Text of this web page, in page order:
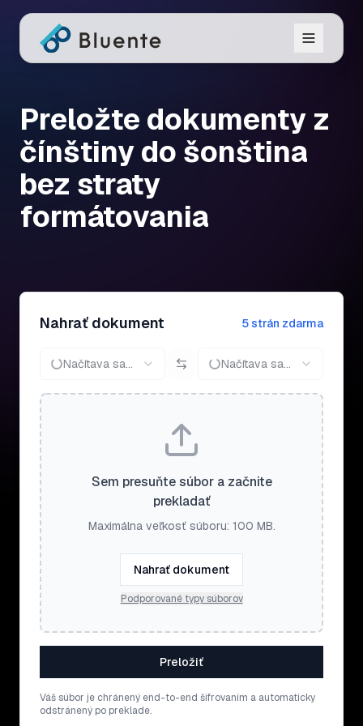
Preložte dokumenty z
čínštiny do šonština
bez straty
formátovania
Nahrať dokument 5 strán zdarma
Načítava sa... Načítava sa...
Sem presuňte súbor a začnite
prekladať
Maximálna veľkosť súboru: 100 MB.
Nahrať dokument
Podporované typy súborov
Preložiť
Váš súbor je chránený end-to-end šifrovaním a automaticky
odstránený po preklade.